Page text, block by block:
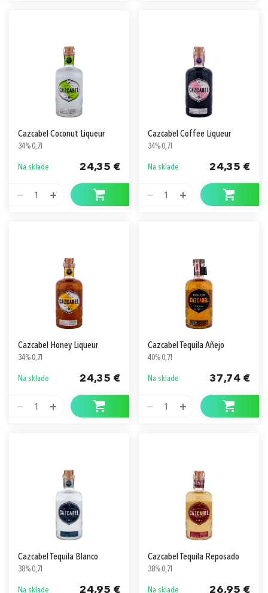
Cazcabel Coconut Liqueur
34% 0,7l
Na sklade 24,35 €
1
Cazcabel Coffee Liqueur
34% 0,7l
Na sklade 24,35 €
1
Cazcabel Honey Liqueur
34% 0,7l
Na sklade 24,35 €
1
Cazcabel Tequila Añejo
40% 0,7l
Na sklade 37,74 €
1
Cazcabel Tequila Blanco
38% 0,7l
Na sklade 24,95 €
Cazcabel Tequila Reposado
38% 0,7l
Na sklade 26,95 €